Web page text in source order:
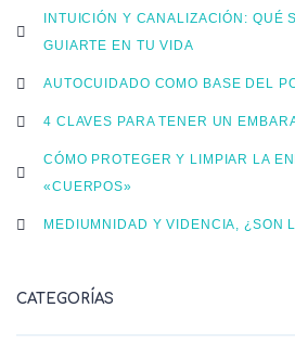
INTUICIÓN Y CANALIZACIÓN: QUÉ
GUIARTE EN TU VIDA
AUTOCUIDADO COMO BASE DEL
4 CLAVES PARA TENER UN
CÓMO PROTEGER Y LIMPIAR LA
«CUERPOS»
MEDIUMNIDAD Y VIDENCIA, ¿SON
CATEGORÍAS